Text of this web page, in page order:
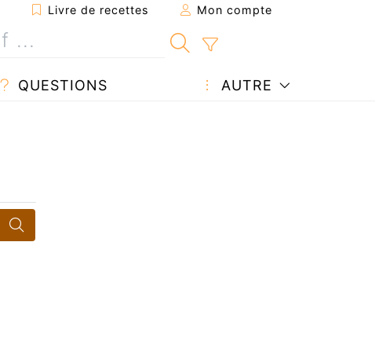
Livre de recettes Mon compte
QUESTIONS AUTRE